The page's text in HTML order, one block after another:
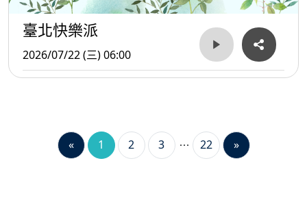
臺北快樂派
2026/07/22 (三) 06:00
« 1 2 3 22 »